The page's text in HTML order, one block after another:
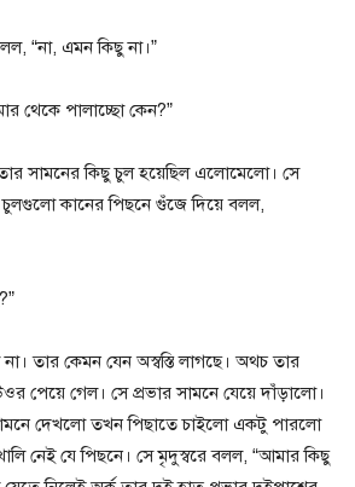
“না, এমন কিছু না।”
থেকে পালাচ্ছো কেন?”
সামনের কিছু চুল হয়েছিল এলোমেলো। সে
কানের পিছনে গুঁজে দিয়ে বলল,
না। তার কেমন যেন অস্বস্তি লাগছে। অথচ তার
পেয়ে গেল। সে প্রভার সামনে যেয়ে দাঁড়ালো।
দেখলো তখন পিছাতে চাইলো একটু পারলো
নেই যে পিছনে। সে মৃদুস্বরে বলল, “আমার কিছু